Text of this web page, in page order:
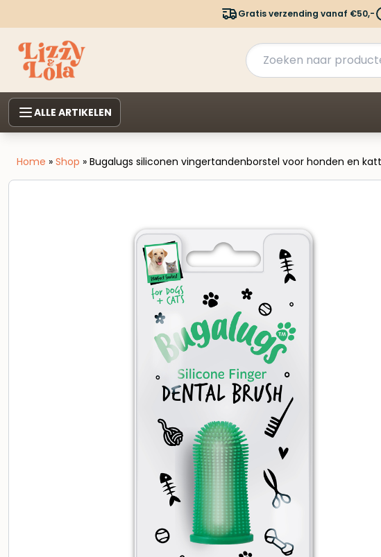
Gratis verzending vanaf €50,-
ALLE ARTIKELEN
Home » Shop » Bugalugs siliconen vingertandenborstel voor honden en